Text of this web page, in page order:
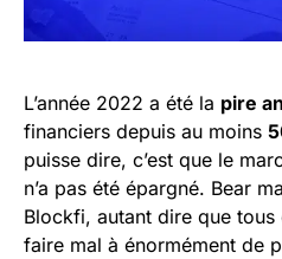
L’année 2022 a été la pire
financiers depuis au moins
puisse dire, c’est que le
n’a pas été épargné. Bear
Blockfi, autant dire que
faire mal à énormément de